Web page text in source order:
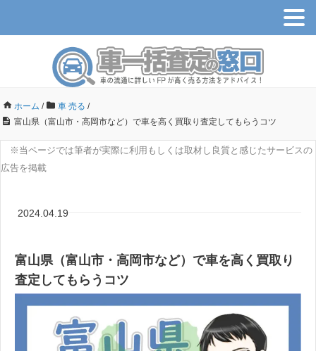
ホーム / 車 売る /
富山県（富山市・高岡市など）で車を高く買取り査定してもらうコツ
※当ページでは筆者が実際に利用もしくは取材し良質と感じたサービスの
広告を掲載
2024.04.19
富山県（富山市・高岡市など）で車を高く買取り
査定してもらうコツ